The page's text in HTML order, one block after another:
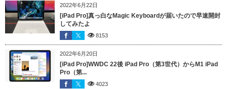
2022年6月22日
[iPad Pro]真っ白なMagic Keyboardが届いたので早速開封
してみたよ
8153
2022年6月20日
[iPad Pro]WWDC 22後 iPad Pro（第3世代）からM1 iPad
Pro（第...
4023